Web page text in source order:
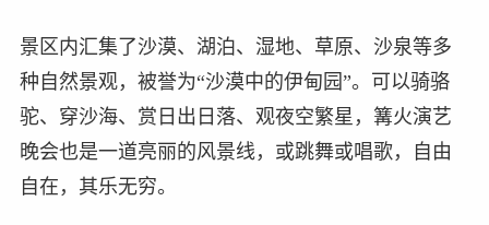
景区内汇集了沙漠、湖泊、湿地、草原、沙泉等多
种自然景观，被誉为“沙漠中的伊甸园”。可以骑骆
驼、穿沙海、赏日出日落、观夜空繁星，篝火演艺
晚会也是一道亮丽的风景线，或跳舞或唱歌，自由
自在，其乐无穷。